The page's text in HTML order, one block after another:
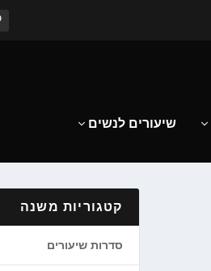
שיעורים לנשים
קטגוריות משנה
סדרות שיעורים